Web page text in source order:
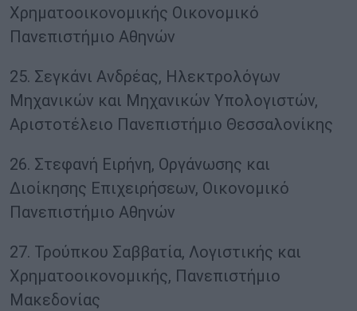
Χρηματοοικονομικής Οικονομικό
Πανεπιστήμιο Αθηνών
25. Σεγκάνι Ανδρέας, Ηλεκτρολόγων
Μηχανικών και Μηχανικών Υπολογιστών,
Αριστοτέλειο Πανεπιστήμιο Θεσσαλονίκης
26. Στεφανή Ειρήνη, Οργάνωσης και
Διοίκησης Επιχειρήσεων, Οικονομικό
Πανεπιστήμιο Αθηνών
27. Τρούπκου Σαββατία, Λογιστικής και
Χρηματοοικονομικής, Πανεπιστήμιο
Μακεδονίας